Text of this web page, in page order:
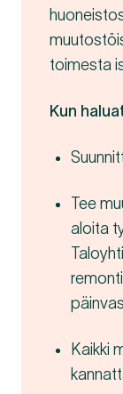
toimesta
Kun
Tee
aloita
Kaikki